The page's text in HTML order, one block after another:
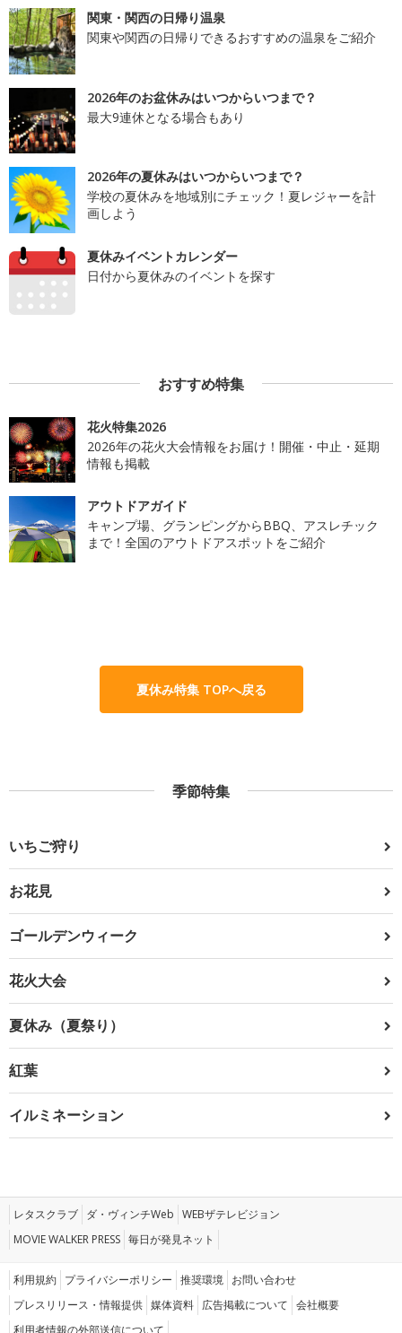
関東・関西の日帰り温泉
関東や関西の日帰りできるおすすめの温泉をご紹介
2026年のお盆休みはいつからいつまで？
最大9連休となる場合もあり
2026年の夏休みはいつからいつまで？
学校の夏休みを地域別にチェック！夏レジャーを計
画しよう
夏休みイベントカレンダー
日付から夏休みのイベントを探す
おすすめ特集
花火特集2026
2026年の花火大会情報をお届け！開催・中止・延期
情報も掲載
アウトドアガイド
キャンプ場、グランピングからBBQ、アスレチック
まで！全国のアウトドアスポットをご紹介
夏休み特集 TOPへ戻る
季節特集
いちご狩り
お花見
ゴールデンウィーク
花火大会
夏休み（夏祭り）
紅葉
イルミネーション
レタスクラブ ダ・ヴィンチWeb WEBザテレビジョン
MOVIE WALKER PRESS 毎日が発見ネット
利用規約 プライバシーポリシー 推奨環境 お問い合わせ
プレスリリース・情報提供 媒体資料 広告掲載について 会社概要
利用者情報の外部送信について